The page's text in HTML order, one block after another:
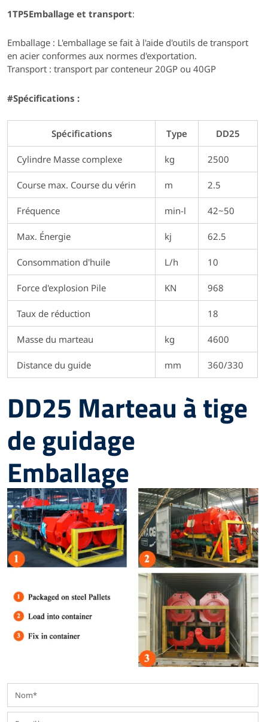
1TP5Emballage et transport:
Emballage : L'emballage se fait à l'aide d'outils de transport
en acier conformes aux normes d'exportation.
Transport : transport par conteneur 20GP ou 40GP
#Spécifications :
Spécifications Type DD25
Cylindre Masse complexe kg 2500
Course max. Course du vérin m 2.5
Fréquence min-l 42~50
Max. Énergie kj 62.5
Consommation d'huile L/h 10
Force d'explosion Pile KN 968
Taux de réduction 18
Masse du marteau kg 4600
Distance du guide mm 360/330
DD25 Marteau à tige
de guidage
Emballage